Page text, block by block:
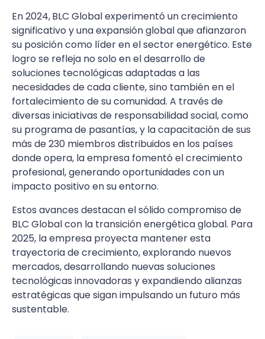
En 2024,BLC Global experimentó un crecimiento
significativo y una expansión global que afianzaron
su posición como líder en el sector energético. Este
logro se refleja no solo en el desarrollo de
soluciones tecnológicas adaptadas a las
necesidades de cada cliente, sino también en el
fortalecimiento de su comunidad. A través de
diversas iniciativas de responsabilidad social, como
su programa de pasantías, y la capacitación de sus
más de 230 miembros distribuidos en los países
donde opera, la empresa fomentó el crecimiento
profesional, generando oportunidades con un
impacto positivo en su entorno.
Estos avances destacan el sólido compromiso de
BLC Global con la transición energética global. Para
2025, la empresa proyecta mantener esta
trayectoria de crecimiento, explorando nuevos
mercados, desarrollando nuevas soluciones
tecnológicas innovadoras y expandiendo alianzas
estratégicas que sigan impulsando un futuro más
sustentable.